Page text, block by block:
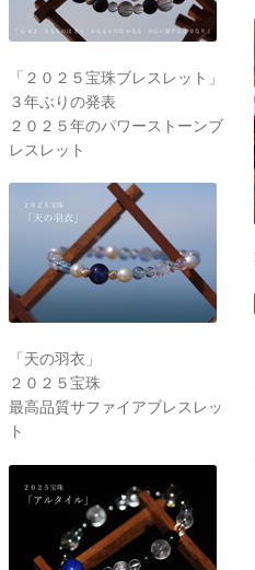
「２０２５宝珠ブレスレット」
３年ぶりの発表
２０２５年のパワーストーンブ
レスレット
「天の羽衣」
２０２５宝珠
最高品質サファイアブレスレッ
ト